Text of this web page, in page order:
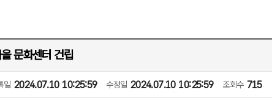
문화센터 건립
일 2024.07.10 10:25:59 수정일 2024.07.10 10:25:59 조회수 715